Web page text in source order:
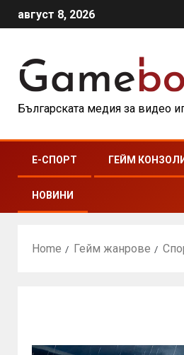
август 8, 2026
Българската медия за видео
E-СПОРТ ГЕЙМ КОНЗОЛИ
НОВИНИ
Home Гейм жанрове